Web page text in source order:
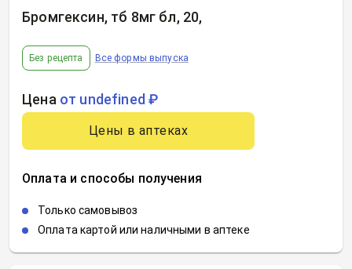
Бромгексин, тб 8мг бл, 20,
Без рецепта Все формы выпуска
Цена от undefined ₽
Цены в аптеках
Оплата и способы получения
Только самовывоз
Оплата картой или наличными в аптеке